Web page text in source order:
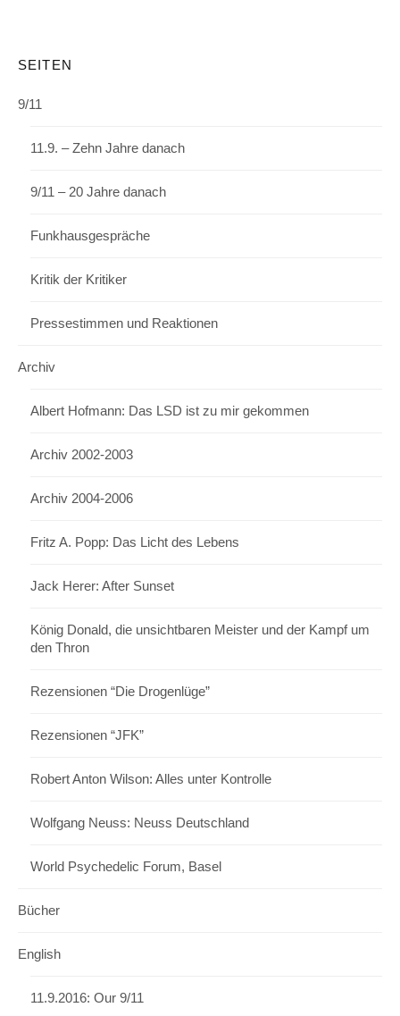
SEITEN
9/11
11.9. – Zehn Jahre danach
9/11 – 20 Jahre danach
Funkhausgespräche
Kritik der Kritiker
Pressestimmen und Reaktionen
Archiv
Albert Hofmann: Das LSD ist zu mir gekommen
Archiv 2002-2003
Archiv 2004-2006
Fritz A. Popp: Das Licht des Lebens
Jack Herer: After Sunset
König Donald, die unsichtbaren Meister und der Kampf um
den Thron
Rezensionen “Die Drogenlüge”
Rezensionen “JFK”
Robert Anton Wilson: Alles unter Kontrolle
Wolfgang Neuss: Neuss Deutschland
World Psychedelic Forum, Basel
Bücher
English
11.9.2016: Our 9/11